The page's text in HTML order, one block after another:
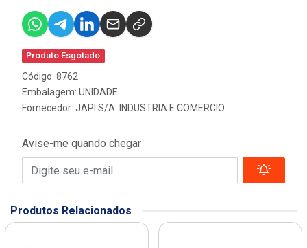
Produto Esgotado
Código: 8762
Embalagem: UNIDADE
Fornecedor: JAPI S/A. INDUSTRIA E COMERCIO
Avise-me quando chegar
Produtos Relacionados